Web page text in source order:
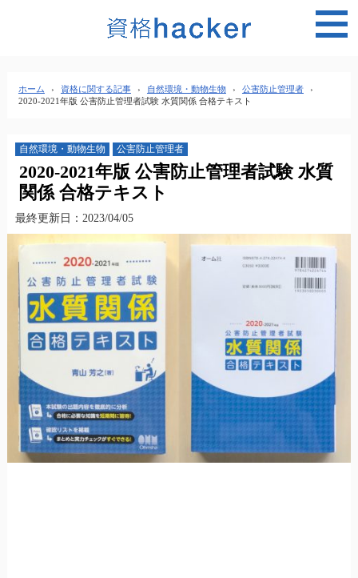
ホーム › 資格に関する記事 › 自然環境・動物生物 › 公害防止管理者
›
2020-2021年版 公害防止管理者試験 水質関係 合格テキスト
自然環境・動物生物 公害防止管理者
2020-2021年版 公害防止管理者試験 水質
関係 合格テキスト
最終更新日：2023/04/05